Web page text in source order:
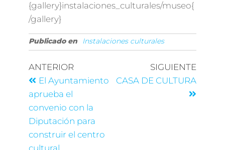
{gallery}instalaciones_culturales/museo{
/gallery}
Publicado en Instalaciones culturales
ANTERIOR
El Ayuntamiento
aprueba el
convenio con la
Diputación para
construir el centro
SIGUIENTE
CASA DE CULTURA